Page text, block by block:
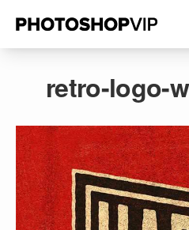
retro-logo-